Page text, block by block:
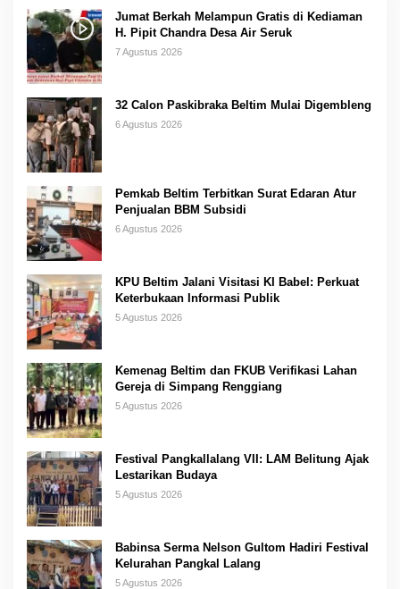
Jumat Berkah Melampun Gratis di Kediaman
H. Pipit Chandra Desa Air Seruk
7 Agustus 2026
32 Calon Paskibraka Beltim Mulai Digembleng
6 Agustus 2026
Pemkab Beltim Terbitkan Surat Edaran Atur
Penjualan BBM Subsidi
6 Agustus 2026
KPU Beltim Jalani Visitasi KI Babel: Perkuat
Keterbukaan Informasi Publik
5 Agustus 2026
Kemenag Beltim dan FKUB Verifikasi Lahan
Gereja di Simpang Renggiang
5 Agustus 2026
Festival Pangkallalang VII: LAM Belitung Ajak
Lestarikan Budaya
5 Agustus 2026
Babinsa Serma Nelson Gultom Hadiri Festival
Kelurahan Pangkal Lalang
5 Agustus 2026